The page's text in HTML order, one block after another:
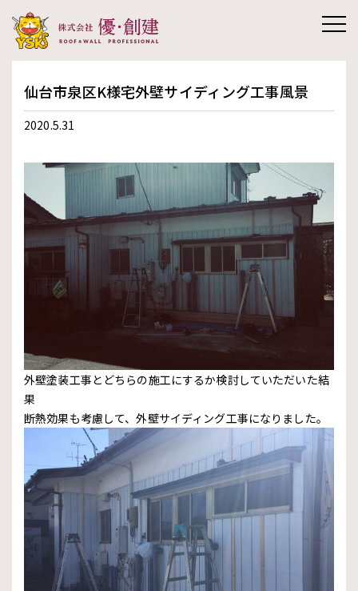
株式会社優創
建
仙台市泉区K様宅外壁サイディング工事風景
2020.5.31
外壁塗装工事とどちらの施工にするか検討していただいた結
果
断熱効果も考慮して、外壁サイディング工事になりました。